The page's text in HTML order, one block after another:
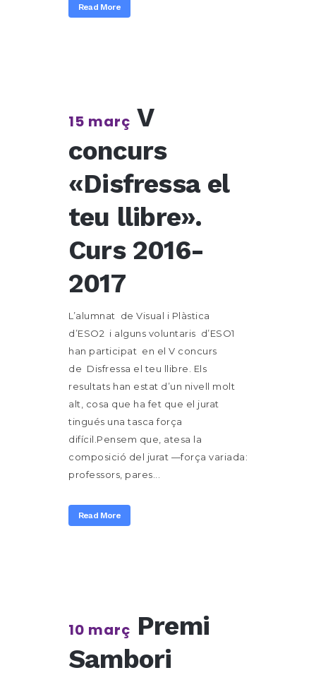
Read More
15 març V
concurs
«Disfressa el
teu llibre».
Curs 2016-
2017
L’alumnat de Visual i Plàstica
d’ESO2 i alguns voluntaris d’ESO1
han participat en el V concurs
de Disfressa el teu llibre. Els
resultats han estat d’un nivell molt
alt, cosa que ha fet que el jurat
tingués una tasca força
difícil.Pensem que, atesa la
composició del jurat —força variada:
professors, pares...
Read More
10 març Premi
Sambori